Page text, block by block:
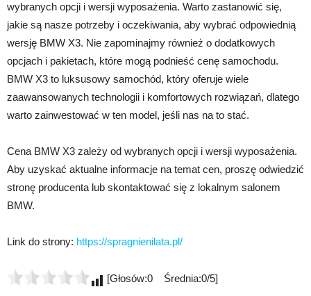
wybranych opcji i wersji wyposażenia. Warto zastanowić się,
jakie są nasze potrzeby i oczekiwania, aby wybrać odpowiednią
wersję BMW X3. Nie zapominajmy również o dodatkowych
opcjach i pakietach, które mogą podnieść cenę samochodu.
BMW X3 to luksusowy samochód, który oferuje wiele
zaawansowanych technologii i komfortowych rozwiązań, dlatego
warto zainwestować w ten model, jeśli nas na to stać.
Cena BMW X3 zależy od wybranych opcji i wersji wyposażenia.
Aby uzyskać aktualne informacje na temat cen, proszę odwiedzić
stronę producenta lub skontaktować się z lokalnym salonem
BMW.
Link do strony: https://spragnienilata.pl/
[Głosów:0 Średnia:0/5]